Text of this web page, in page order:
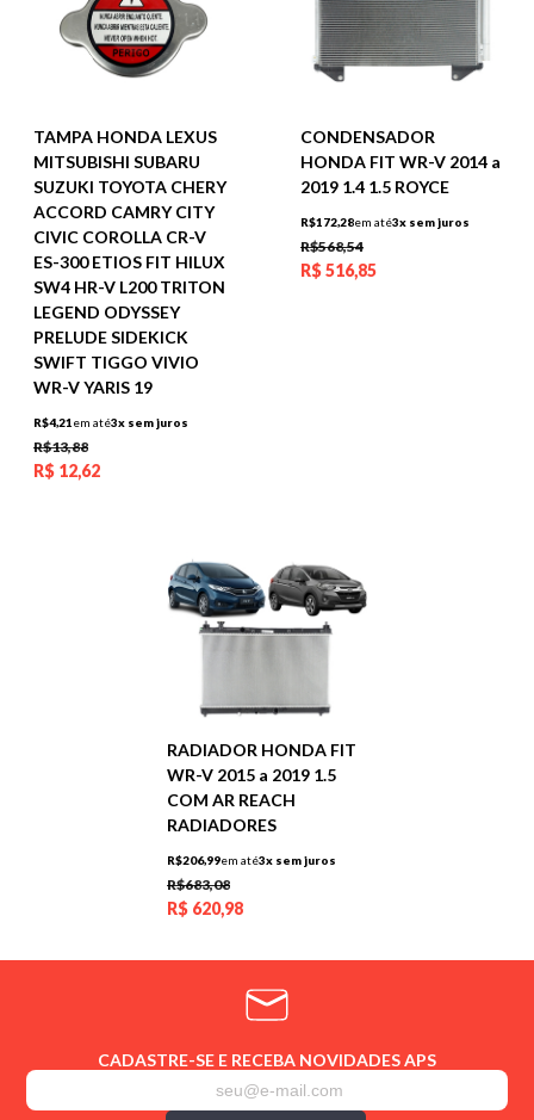
TAMPA HONDA LEXUS
MITSUBISHI SUBARU
SUZUKI TOYOTA CHERY
ACCORD CAMRY CITY
CIVIC COROLLA CR-V
ES-300 ETIOS FIT HILUX
SW4 HR-V L200 TRITON
LEGEND ODYSSEY
PRELUDE SIDEKICK
SWIFT TIGGO VIVIO
WR-V YARIS 19
R$4,21 em até3x sem juros
R$13,88
R$ 12,62
CONDENSADOR
HONDA FIT WR-V 2014 a
2019 1.4 1.5 ROYCE
R$172,28em até3x sem juros
R$568,54
R$516,85
RADIADOR HONDA FIT
WR-V 2015 a 2019 1.5
COM AR REACH
RADIADORES
R$206,99em até3x sem juros
R$683,08
R$ 620,98
CADASTRE-SE E RECEBA NOVIDADES APS